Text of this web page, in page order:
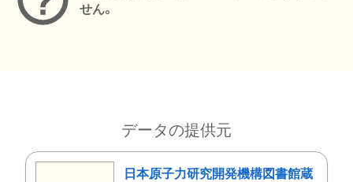
せん。
データの提供元
日本原子力研究開発機構図書館蔵